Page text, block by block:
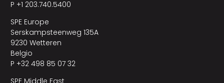
P +1 203.740.5400
SPE Europe
Serskampsteenweg 135A
9230 Wetteren
Belgio
P +32 498 85 07 32
SPE Middle East